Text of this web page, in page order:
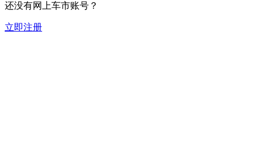
还没有网上车市账号？
立即注册